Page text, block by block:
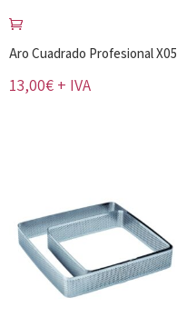
Aro Cuadrado Profesional X05
13,00€ + IVA